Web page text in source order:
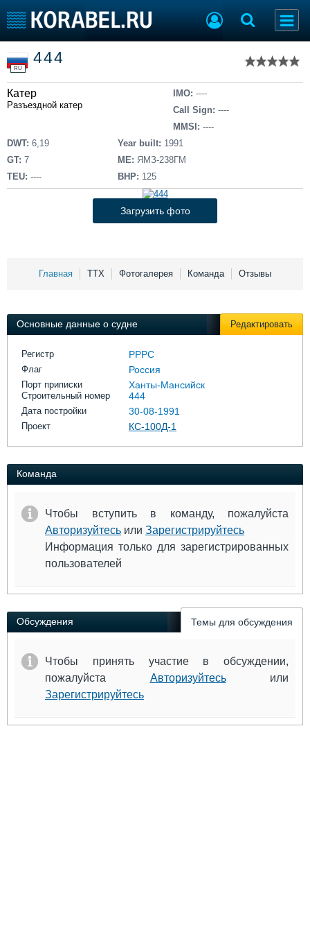
Тип судна
Добавить судно
Добавить проект
Последние 100
Пульс
Новости
Компании
Репутация
Торговая площадка
Доска объявлений
Продажа флота
Оборудование
Изделия
Материалы
Услуги
Выставки и семинары
Личности
Словарь
Галерея флота
Форум
RU
444
Катер
Разъездной катер
IMO: ----
Call Sign: ----
MMSI: ----
DWT: 6,19
GT: 7
TEU: ----
Year built: 1991
ME: ЯМЗ-238ГМ
BHP: 125
Загрузить фото
Главная ТТХ Фотогалерея Команда Отзывы
Основные данные о судне Редактировать
Регистр РРРС
Флаг Россия
Порт приписки Ханты-Мансийск
Строительный номер 444
Дата постройки 30-08-1991
Проект КС-100Д-1
Команда
Чтобы вступить в команду, пожалуйста
Авторизуйтесь или Зарегистрируйтесь
Информация только для зарегистрированных
пользователей
Обсуждения Темы для обсуждения
Чтобы принять участие в обсуждении,
пожалуйста Авторизуйтесьили
Зарегистрируйтесь